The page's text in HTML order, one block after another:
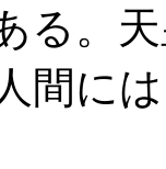
る。
間に